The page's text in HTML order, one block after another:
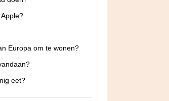
Europa om te wonen?
eet?